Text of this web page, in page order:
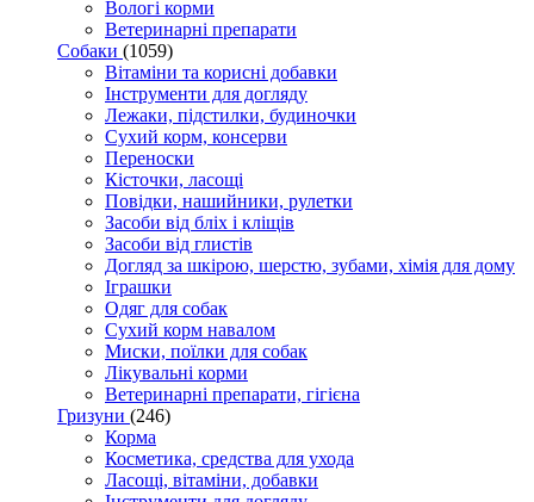
Вологі корми
Ветеринарні препарати
Собаки (1059)
Вітаміни та корисні добавки
Інструменти для догляду
Лежаки, підстилки, будиночки
Сухий корм, консерви
Переноски
Кісточки, ласощі
Повідки, нашийники, рулетки
Засоби від бліх і кліщів
Засоби від глистів
Догляд за шкірою, шерстю, зубами, хімія для дому
Іграшки
Одяг для собак
Сухий корм навалом
Миски, поїлки для собак
Лікувальні корми
Ветеринарні препарати, гігієна
Гризуни (246)
Корма
Косметика, средства для ухода
Ласощі, вітаміни, добавки